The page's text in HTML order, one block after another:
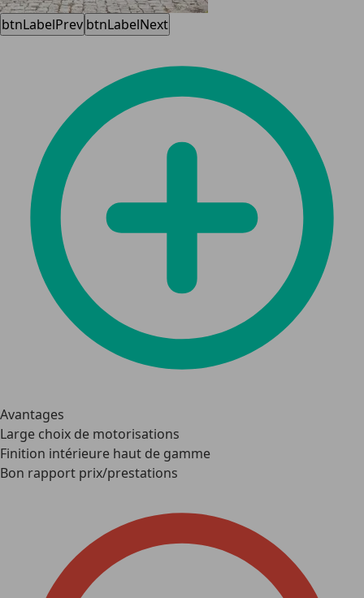
btnLabelPrev btnLabelNext
Avantages
Large choix de motorisations
Finition intérieure haut de gamme
Bon rapport prix/prestations